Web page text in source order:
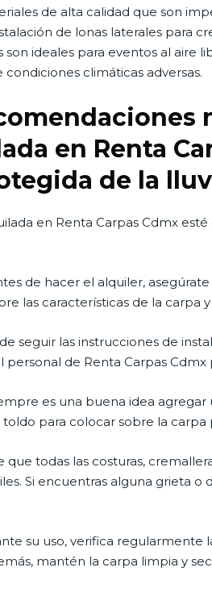
de alta calidad que son
de lonas laterales para
ideales para eventos al aire
climáticas adversas.
en Renta
de la
en Renta Carpas Cdmx
de hacer el alquiler,
las características de la
seguir las instrucciones de
personal de Renta Carpas
es una buena idea
para colocar sobre la
todas las costuras,
Si encuentras alguna grieta
su uso, verifica regularmente
mantén la carpa limpia y